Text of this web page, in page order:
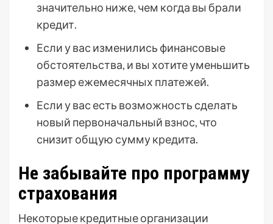
значительно ниже, чем когда вы брали
кредит.
Если у вас изменились финансовые
обстоятельства, и вы хотите уменьшить
размер ежемесячных платежей.
Если у вас есть возможность сделать
новый первоначальный взнос, что
снизит общую сумму кредита.
Не забывайте про программу
страхования
Некоторые кредитные организации